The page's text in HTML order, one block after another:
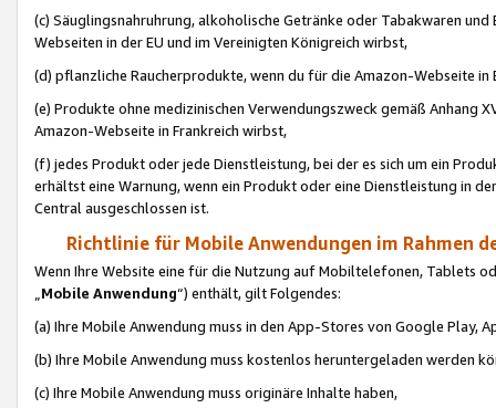
(c) Säuglingsnahruhrung, alkoholische Getränke oder Tabakwaren
Webseiten in der EU und im Vereinigten Königreich wirbst,
(d) pflanzliche Raucherprodukte, wenn du für die Amazon-Webseite in
(e) Produkte ohne medizinischen Verwendungszweck gemäß Anhang
Amazon-Webseite in Frankreich wirbst,
(f) jedes Produkt oder jede Dienstleistung, bei der es sich um ein
erhältst eine Warnung, wenn ein Produkt oder eine Dienstleistung in
Central ausgeschlossen ist.
Richtlinie für Mobile Anwendungen im Rahmen
Wenn Ihre Website eine für die Nutzung auf Mobiltelefonen, Tablets
„Mobile Anwendung“) enthält, gilt Folgendes:
(a) Ihre Mobile Anwendung muss in den App-Stores von Google Play,
(b) Ihre Mobile Anwendung muss kostenlos heruntergeladen werden
(c) Ihre Mobile Anwendung muss originäre Inhalte haben,